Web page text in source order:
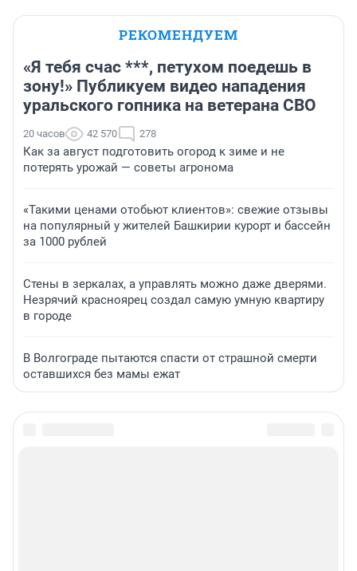
РЕКОМЕНДУЕМ
«Я тебя счас ***, петухом поедешь в
зону!» Публикуем видео нападения
уральского гопника на ветерана СВО
20 часов 42 570 278
Как за август подготовить огород к зиме и не
потерять урожай — советы агронома
«Такими ценами отобьют клиентов»: свежие отзывы
на популярный у жителей Башкирии курорт и бассейн
за 1000 рублей
Стены в зеркалах, а управлять можно даже дверями.
Незрячий красноярец создал самую умную квартиру
в городе
В Волгограде пытаются спасти от страшной смерти
оставшихся без мамы ежат